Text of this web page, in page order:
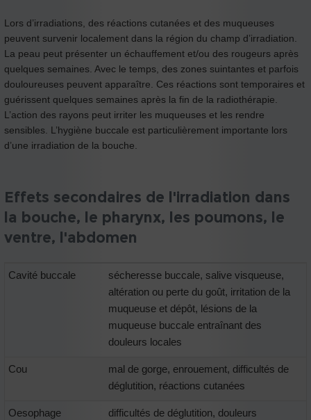
Lors d’irradiations, des réactions cutanées et des muqueuses
peuvent survenir localement dans la région du champ d’irradiation.
La peau peut présenter un échauffement et/ou des rougeurs après
quelques semaines. Avec le temps, des zones suintantes et parfois
douloureuses peuvent apparaître. Ces réactions sont temporaires et
guérissent quelques semaines après la fin de la radiothérapie.
L’action des rayons peut irriter les muqueuses et les rendre
sensibles. L’hygiène buccale est particulièrement importante lors
d’une irradiation de la bouche.
Effets secondaires de l'irradiation dans
la bouche, le pharynx, les poumons, le
ventre, l'abdomen
Cavité buccale
sécheresse buccale, salive visqueuse,
altération ou perte du goût, irritation de la
muqueuse et dépôt, lésions de la
muqueuse buccale entraînant des
douleurs locales
Cou
mal de gorge, enrouement, difficultés de
déglutition, réactions cutanées
Oesophage difficultés de déglutition, douleurs